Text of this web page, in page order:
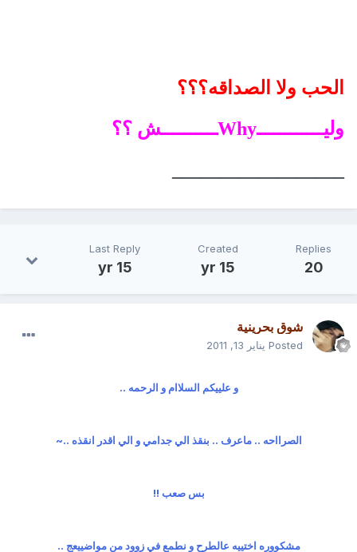
الحب ولا الصداقه؟؟؟
وليــــــــــــWhyــــــــــش ؟؟
Replies
20
Created
15 yr
Last Reply
15 yr
شوق بحرينية
Posted يناير 13, 2011
و علييكم السلاام و الرحمه ..
الصرااحه .. ماعرف .. بنقذ الي جدامي و الي اقدر انقذه ..~
بس صعب !!
مشكووره اختييه عالطرح و نطمع في زوود من مواضييعج ..